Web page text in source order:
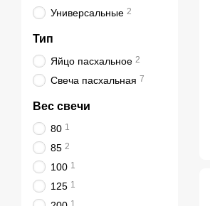
Универсальные 2
Тип
Яйцо пасхальное 2
Свеча пасхальная 7
Вес свечи
80 1
85 2
100 1
125 1
1